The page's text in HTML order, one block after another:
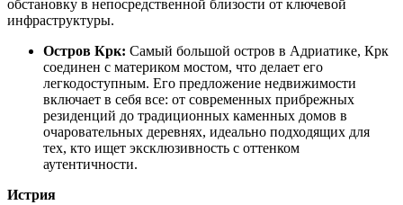
обстановку в непосредственной близости от ключевой
инфраструктуры.
Остров Крк: Самый большой остров в Адриатике, Крк
соединен с материком мостом, что делает его
легкодоступным. Его предложение недвижимости
включает в себя все: от современных прибрежных
резиденций до традиционных каменных домов в
очаровательных деревнях, идеально подходящих для
тех, кто ищет эксклюзивность с оттенком
аутентичности.
Истрия